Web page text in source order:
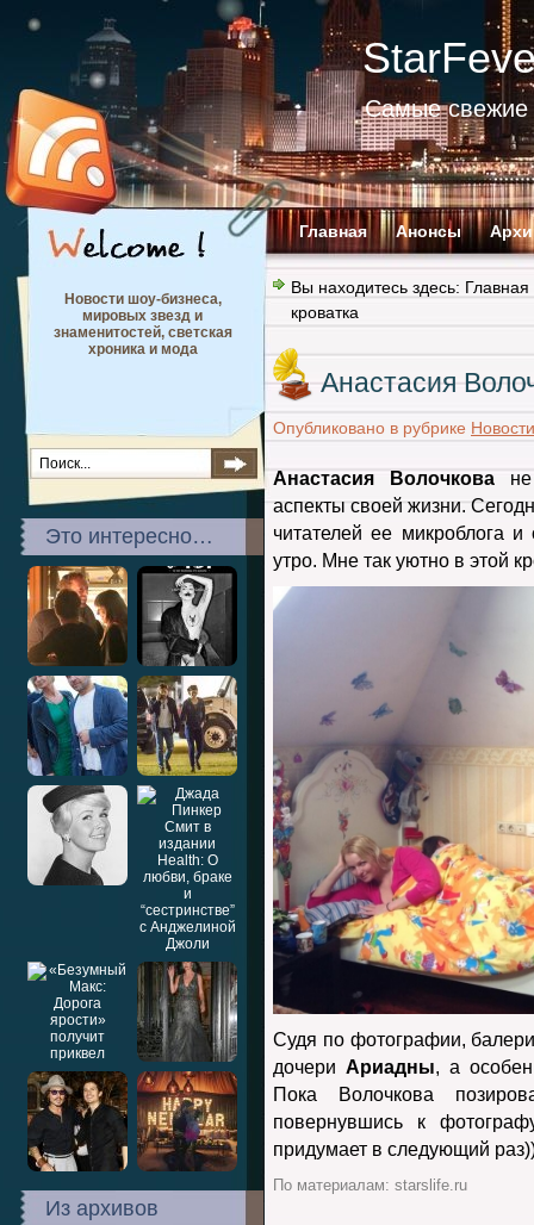
Самые свежие
Главная Анонсы
Новости шоу-бизнеса,
мировых звезд и
знаменитостей, светская
хроника и мода
Это интересно…
Из архивов
Вы находитесь здесь: Главная
кроватка
Анастасия
Опубликовано в рубрике Новости
Анастасия Волочкова не
аспекты своей жизни.
читателей ее микроблога
утро. Мне так уютно в этой
Судя по фотографии,
дочери Ариадны, а
Пока Волочкова
повернувшись к
придумает в следующий
По материалам: starslife.ru